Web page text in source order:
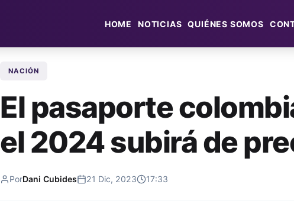
HOME NOTICIAS QUIÉNES SOMOS
NACIÓN
El pasaporte
el 2024 subirá de
PorDani Cubides 21 Dic, 2023 17:33